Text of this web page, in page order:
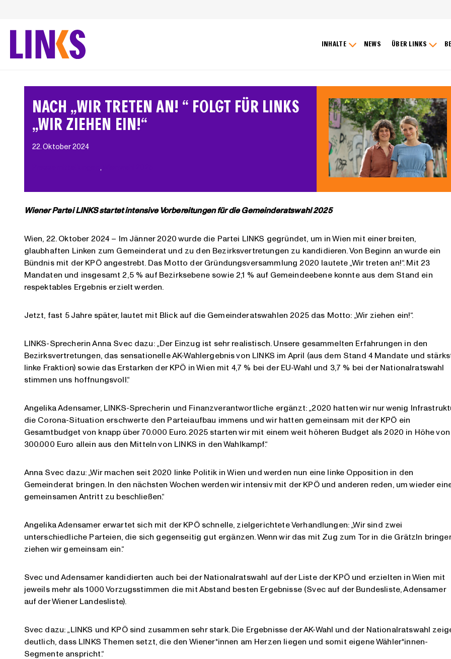
springen
INHALTE NEWS ÜBER LINKS
NACH „WIR TRETEN AN! “ FOLGT FÜR LINKS
„WIR ZIEHEN EIN!“
22. Oktober 2024
,
Wiener Partei LINKS startet intensive Vorbereitungen für die Gemeinderatswahl 2025
Wien, 22. Oktober 2024 – Im Jänner 2020 wurde die Partei LINKS gegründet, um in Wien mit einer breiten,
glaubhaften Linken zum Gemeinderat und zu den Bezirksvertretungen zu kandidieren. Von Beginn an wurde ein
Bündnis mit der KPÖ angestrebt. Das Motto der Gründungsversammlung 2020 lautete „Wir treten an!“. Mit 23
Mandaten und insgesamt 2,5 % auf Bezirksebene sowie 2,1 % auf Gemeindeebene konnte aus dem Stand ein
respektables Ergebnis erzielt werden.
Jetzt, fast 5 Jahre später, lautet mit Blick auf die Gemeinderatswahlen 2025 das Motto: „Wir ziehen ein!“.
LINKS-Sprecherin Anna Svec dazu: „Der Einzug ist sehr realistisch. Unsere gesammelten Erfahrungen in den
Bezirksvertretungen, das sensationelle AK-Wahlergebnis von LINKS im April (aus dem Stand 4 Mandate und
linke Fraktion) sowie das Erstarken der KPÖ in Wien mit 4,7 % bei der EU-Wahl und 3,7 % bei der Nationalratswahl
stimmen uns hoffnungsvoll.“
Angelika Adensamer, LINKS-Sprecherin und Finanzverantwortliche ergänzt: „2020 hatten wir nur wenig
die Corona-Situation erschwerte den Parteiaufbau immens und wir hatten gemeinsam mit der KPÖ ein
Gesamtbudget von knapp über 70.000 Euro. 2025 starten wir mit einem weit höheren Budget als 2020 in Höhe von
300.000 Euro allein aus den Mitteln von LINKS in den Wahlkampf.“
Anna Svec dazu: „Wir machen seit 2020 linke Politik in Wien und werden nun eine linke Opposition in den
Gemeinderat bringen. In den nächsten Wochen werden wir intensiv mit der KPÖ und anderen reden, um wieder
gemeinsamen Antritt zu beschließen.“
Angelika Adensamer erwartet sich mit der KPÖ schnelle, zielgerichtete Verhandlungen: „Wir sind zwei
unterschiedliche Parteien, die sich gegenseitig gut ergänzen. Wenn wir das mit Zug zum Tor in die Grätzln
ziehen wir gemeinsam ein.“
Svec und Adensamer kandidierten auch bei der Nationalratswahl auf der Liste der KPÖ und erzielten in Wien mit
jeweils mehr als 1000 Vorzugsstimmen die mit Abstand besten Ergebnisse (Svec auf der Bundesliste, Adensamer
auf der Wiener Landesliste).
Svec dazu: „LINKS und KPÖ sind zusammen sehr stark. Die Ergebnisse der AK-Wahl und der Nationalratswahl
deutlich, dass LINKS Themen setzt, die den Wiener*innen am Herzen liegen und somit eigene Wähler*innen-
Segmente anspricht.“